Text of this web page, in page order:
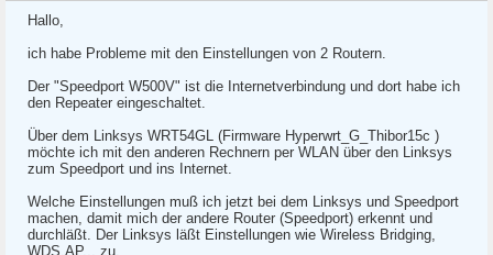
Hallo,
ich habe Probleme mit den Einstellungen von 2 Routern.
Der "Speedport W500V" ist die Internetverbindung und dort habe ich
den Repeater eingeschaltet.
Über dem Linksys WRT54GL (Firmware Hyperwrt_G_Thibor15c )
möchte ich mit den anderen Rechnern per WLAN über den Linksys
zum Speedport und ins Internet.
Welche Einstellungen muß ich jetzt bei dem Linksys und Speedport
machen, damit mich der andere Router (Speedport) erkennt und
durchläßt. Der Linksys läßt Einstellungen wie Wireless Bridging,
WDS,AP... zu.